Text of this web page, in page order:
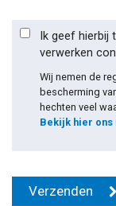
Ik geef
verwerken
Wij nemen de
bescherming
hechten veel
Bekijk hier ons